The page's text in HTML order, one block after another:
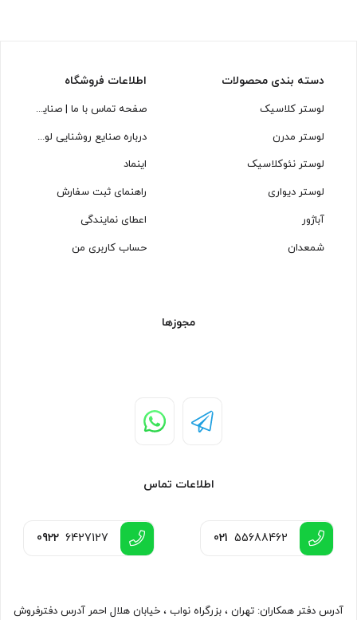
دسته بندی محصولات
لوستر کلاسیک
لوستر مدرن
لوستر نئوکلاسیک
لوستر دیواری
آباژور
شمعدان
اطلاعات فروشگاه
صفحه تماس با ما | صنایع روشنایی لوسترسازان
درباره صنایع روشنایی لوسترسازان
اینماد
راهنمای ثبت سفارش
اعطای نمایندگی
حساب کاربری من
مجوزها
اطلاعات تماس
021 55688462
0922 6427127
آدرس دفتر همکاران: تهران ، بزرگراه نواب ، خیابان هلال احمر آدرس دفترفروش